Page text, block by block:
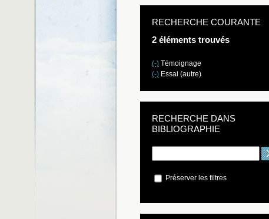
RECHERCHE COURANTE
2 éléments trouvés
(-) Témoignage
(-) Essai (autre)
RECHERCHE DANS
BIBLIOGRAPHIE
Préserver les filtres